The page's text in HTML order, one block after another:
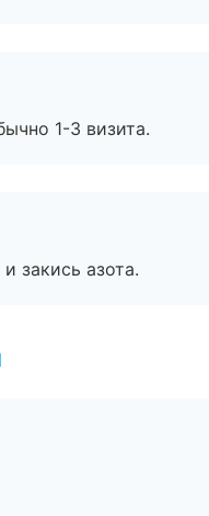
1-3 визита.
закись азота.